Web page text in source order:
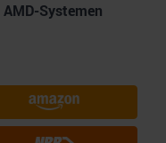
AMD-Systemen